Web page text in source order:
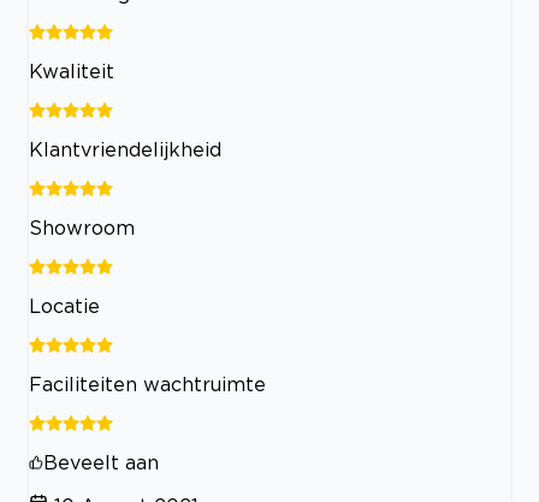
Kwaliteit
Klantvriendelijkheid
Showroom
Locatie
Faciliteiten wachtruimte
Beveelt aan